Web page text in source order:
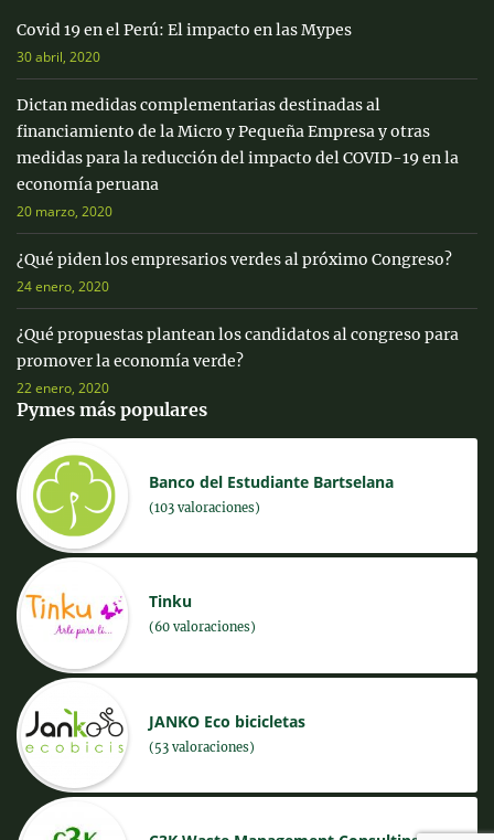
Covid 19 en el Perú: El impacto en las Mypes
30 abril, 2020
Dictan medidas complementarias destinadas al
financiamiento de la Micro y Pequeña Empresa y otras
medidas para la reducción del impacto del COVID-19 en la
economía peruana
20 marzo, 2020
¿Qué piden los empresarios verdes al próximo Congreso?
24 enero, 2020
¿Qué propuestas plantean los candidatos al congreso para
promover la economía verde?
22 enero, 2020
Pymes más populares
Banco del Estudiante Bartselana
(103 valoraciones)
Tinku
(60 valoraciones)
JANKO Eco bicicletas
(53 valoraciones)